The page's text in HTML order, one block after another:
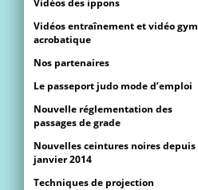
Vidéos des ippons
Vidéos entraînement et vidéo gym
acrobatique
Nos partenaires
Le passeport judo mode d’emploi
Nouvelle réglementation des
passages de grade
Nouvelles ceintures noires depuis
janvier 2014
Techniques de projection